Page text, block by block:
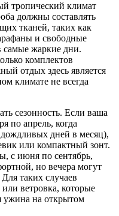
тропический климат
должны составлять
тканей, таких как
и свободные
самые жаркие дни.
комплектов
отдых здесь является
климате не всегда
сезонность. Если ваша
по апрель, когда
дождливых дней в месяц),
или компактный зонт.
с июня по сентябрь,
но вечера могут
таких случаев
ветровка, которые
ужина на открытом